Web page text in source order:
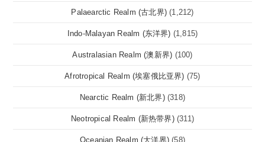
Palaearctic Realm (古北界) (1,212)
Indo-Malayan Realm (东洋界) (1,815)
Australasian Realm (澳新界) (100)
Afrotropical Realm (埃塞俄比亚界) (75)
Nearctic Realm (新北界) (318)
Neotropical Realm (新热带界) (311)
Oceanian Realm (大洋界) (58)